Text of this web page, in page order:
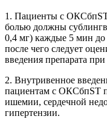
1. Пациенты с
болью должны
0,4 мг) каждые 5 мин
после чего следует
введения препарата
2. Внутривенное
пациентам с ОКСбпST
ишемии, сердечной
гипертензии.